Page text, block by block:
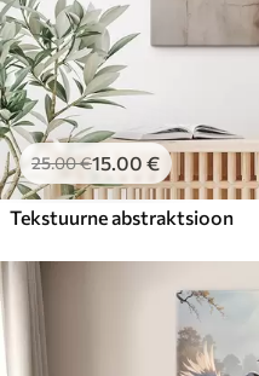
25.00€15.00 €
Tekstuurne abstraktsioon